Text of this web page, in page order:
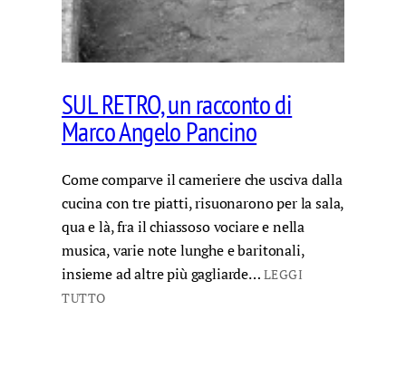
SUL RETRO, un racconto di
Marco Angelo Pancino
Come comparve il cameriere che usciva dalla
cucina con tre piatti, risuonarono per la sala,
qua e là, fra il chiassoso vociare e nella
musica, varie note lunghe e baritonali,
insieme ad altre più gagliarde… LEGGI
TUTTO